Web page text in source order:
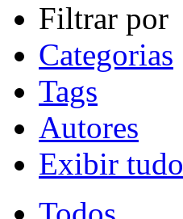
Filtrar por
Categorias
Tags
Autores
Exibir tudo